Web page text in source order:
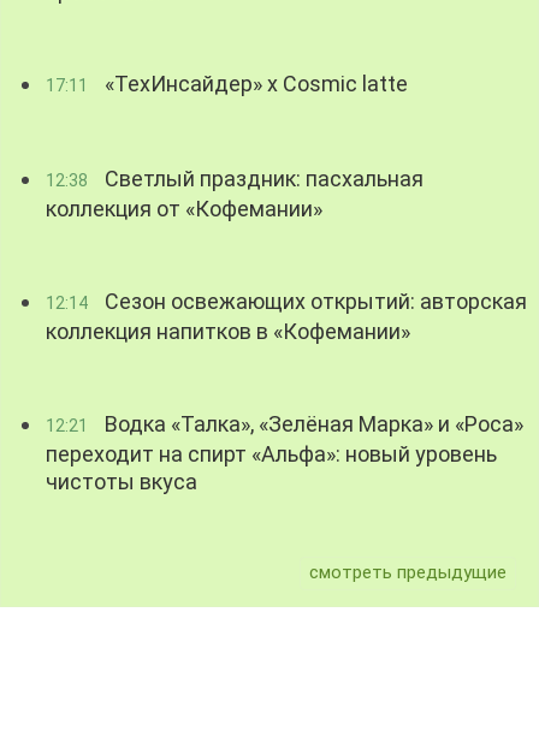
17:11 «ТехИнсайдер» х Cosmic latte
12:38
Светлый праздник: пасхальная
коллекция от «Кофемании»
12:14
Сезон освежающих открытий: авторская
коллекция напитков в «Кофемании»
12:21
Водка «Талка», «Зелёная Марка» и «Роса»
переходит на спирт «Альфа»: новый уровень
чистоты вкуса
смотреть предыдущие